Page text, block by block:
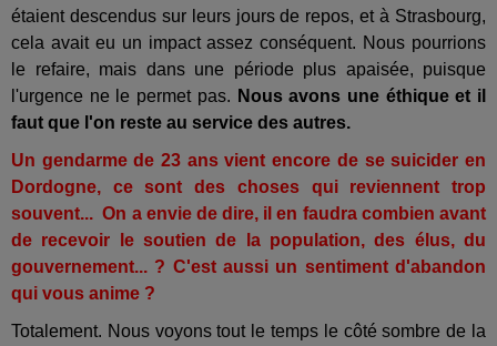
étaient descendus sur leurs jours de repos, et à Strasbourg,
cela avait eu un impact assez conséquent. Nous pourrions
le refaire, mais dans une période plus apaisée, puisque
l'urgence ne le permet pas. Nous avons une éthique et il
faut que l'on reste au service des autres.
Un gendarme de 23 ans vient encore de se suicider en
Dordogne, ce sont des choses qui reviennent trop
souvent... On a envie de dire, il en faudra combien avant
de recevoir le soutien de la population, des élus, du
gouvernement... ? C'est aussi un sentiment d'abandon
qui vous anime ?
Totalement. Nous voyons tout le temps le côté sombre de la